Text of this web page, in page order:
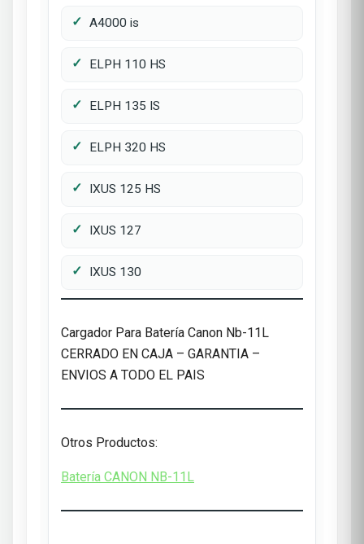
A4000 is
ELPH 110 HS
ELPH 135 IS
ELPH 320 HS
IXUS 125 HS
IXUS 127
IXUS 130
Cargador Para Batería Canon Nb-11L
CERRADO EN CAJA – GARANTIA –
ENVIOS A TODO EL PAIS
Otros Productos:
Batería CANON NB-11L